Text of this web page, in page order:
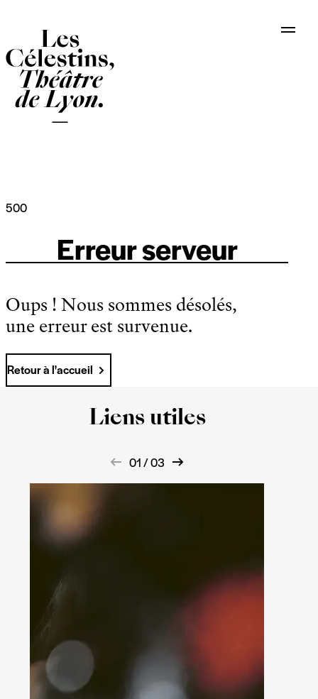
500
Erreur serveur
Oups ! Nous sommes désolés,
une erreur est survenue.
Retour à l'accueil
Liens utiles
01 / 03